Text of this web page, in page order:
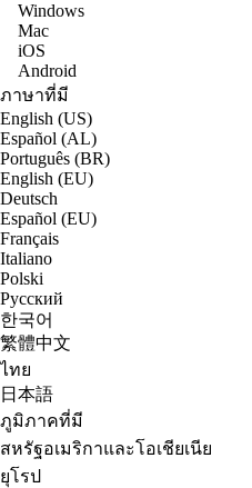
Windows
Mac
iOS
Android
ภาษาที่มี
English (US)
Español (AL)
Português (BR)
English (EU)
Deutsch
Español (EU)
Français
Italiano
Polski
Русский
한국어
繁體中文
ไทย
日本語
ภูมิภาคที่มี
สหรัฐอเมริกาและโอเชียเนีย
ยุโรป